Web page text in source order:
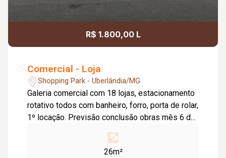
R$ 1.800,00 L
Comercial - Loja
Shopping Park - Uberlândia/MG
Galeria comercial com 18 lojas, estacionamento
rotativo todos com banheiro, forro, porta de rolar,
1º locação. Previsão conclusão obras mês 6 de
26m²